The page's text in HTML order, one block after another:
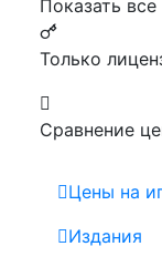
Показать
Только
Сравнение
Цены на
Издания